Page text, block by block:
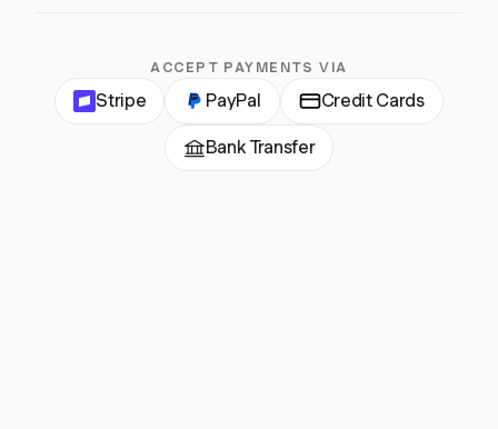
ACCEPT PAYMENTS VIA
Stripe PayPal Credit Cards
Bank Transfer